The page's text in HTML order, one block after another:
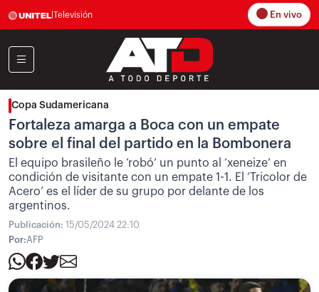
Televisión En vivo
Copa Sudamericana
Fortaleza amarga a Boca con un empate
sobre el final del partido en la Bombonera
El equipo brasileño le ‘robó’ un punto al ‘xeneize’ en
condición de visitante con un empate 1-1. El ‘Tricolor de
Acero’ es el líder de su grupo por delante de los
argentinos.
Publicación: 15/05/2024 22:10
Por:AFP